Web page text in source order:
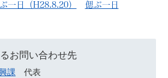
一日（H28.8.20） 偲ぶ一日
お問い合わせ先
課
代表